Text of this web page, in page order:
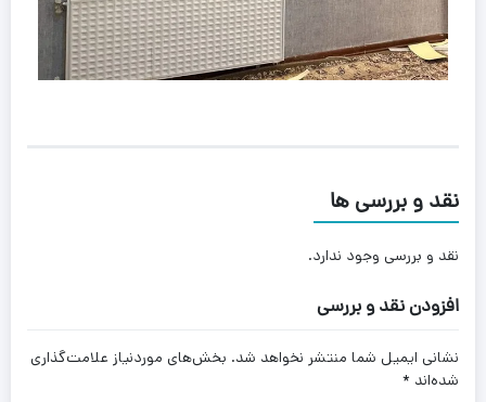
نقد و بررسی ها
نقد و بررسی وجود ندارد.
افزودن نقد و بررسی
نشانی ایمیل شما منتشر نخواهد شد. بخش‌های موردنیاز علامت‌گذاری
شده‌اند *